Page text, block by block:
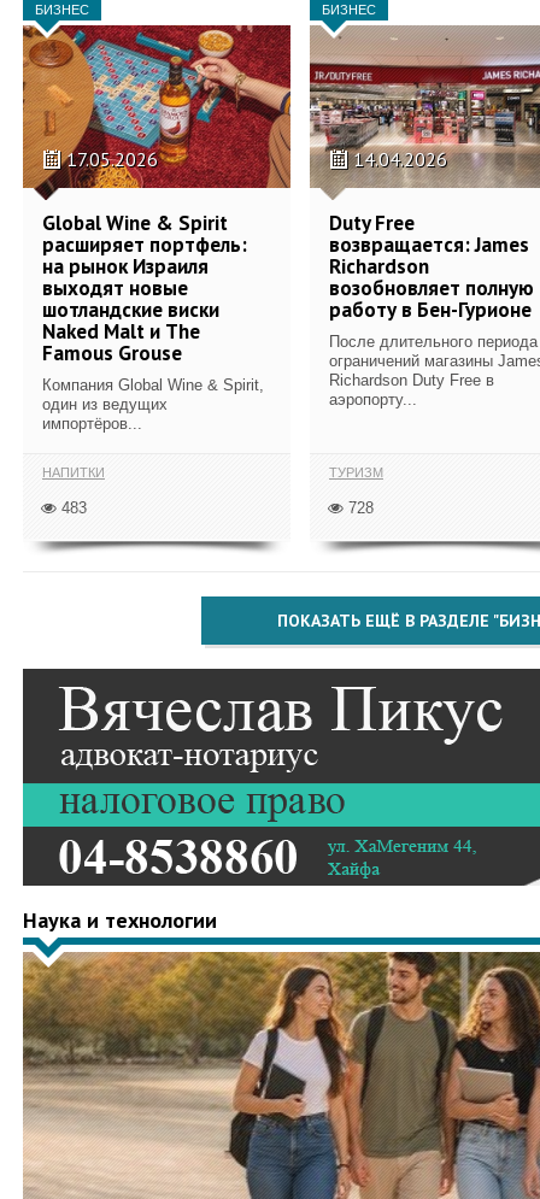
БИЗНЕС
17.05.2026
Global Wine & Spirit
расширяет портфель:
на рынок Израиля
выходят новые
шотландские виски
Naked Malt и The
Famous Grouse
Компания Global Wine & Spirit,
один из ведущих
импортёров...
НАПИТКИ
483
БИЗНЕС
14.04.2026
Duty Free
возвращается: James
Richardson
возобновляет полную
работу в Бен-Гурионе
После длительного периода
ограничений магазины
Richardson Duty Free в
аэропорту...
ТУРИЗМ
728
ПОКАЗАТЬ ЕЩЁ В РАЗДЕЛЕ
Наука и технологии